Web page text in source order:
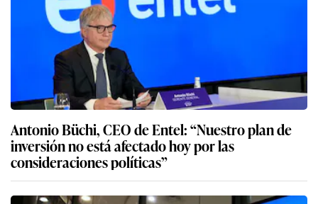
Antonio Büchi, CEO de Entel: “Nuestro plan de
inversión no está afectado hoy por las
consideraciones políticas”